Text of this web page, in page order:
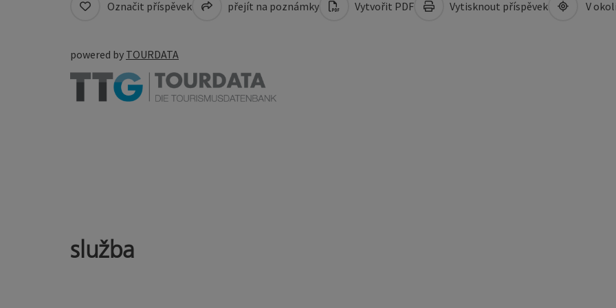
Označit příspěvek přejít na poznámky Vytvořit PDF Vytisknout příspěvek V
powered by TOURDATA
služba